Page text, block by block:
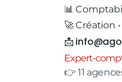
📊
🚀 Création
📩
Expert-
👉 11